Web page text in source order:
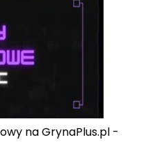
na GrynaPlus.pl -